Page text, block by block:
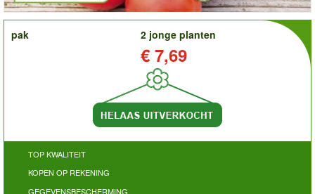
order
pak
2 jonge planten
€ 7,69
TOP KWALITEIT
KOPEN OP REKENING
GEGEVENSBESCHERMING